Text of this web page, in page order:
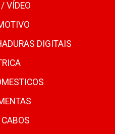
VÍDEO
DIGITAIS
CABOS